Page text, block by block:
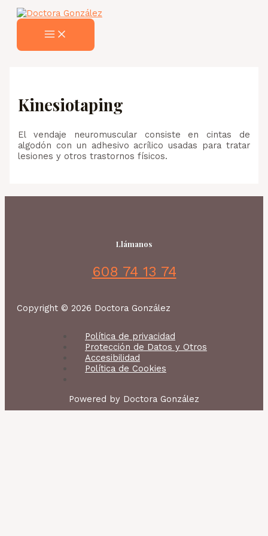
contenido
MENU
Kinesiotaping
El vendaje neuromuscular consiste en cintas de
algodón con un adhesivo acrílico usadas para tratar
lesiones y otros trastornos físicos.
Llámanos
608 74 13 74
Copyright © 2026 Doctora González
Política de privacidad
Protección de Datos y Otros
Accesibilidad
Política de Cookies
Powered by Doctora González